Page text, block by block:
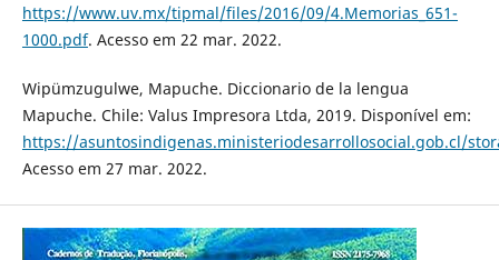
https://www.uv.mx/tipmal/files/2016/09/4.Memorias_651-
1000.pdf. Acesso em 22 mar. 2022.
Wipümzugulwe, Mapuche. Diccionario de la lengua
Mapuche. Chile: Valus Impresora Ltda, 2019. Disponível em:
https://asuntosindigenas.ministeriodesarrollosocial.gob.cl/
Acesso em 27 mar. 2022.